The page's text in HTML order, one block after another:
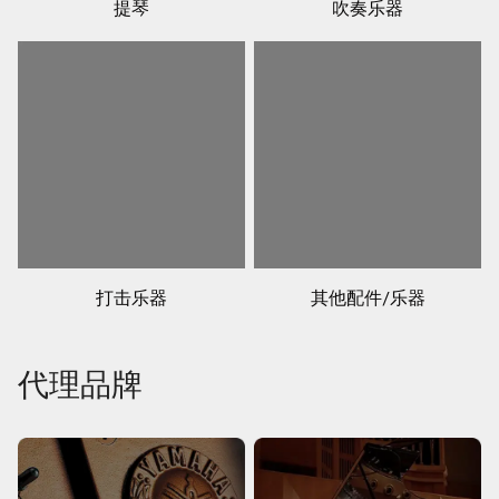
提琴 吹奏乐器
打击乐器 其他配件/乐器
代理品牌